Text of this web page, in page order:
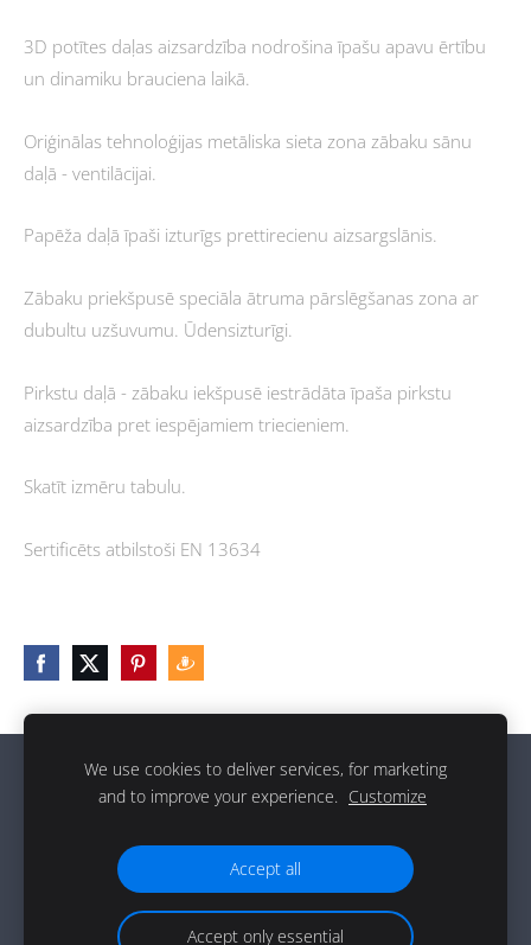
3D potītes daļas aizsardzība nodrošina īpašu apavu ērtību
un dinamiku brauciena laikā.
Oriģinālas tehnoloģijas metāliska sieta zona zābaku sānu
daļā - ventilācijai.
Papēža daļā īpaši izturīgs prettirecienu aizsargslānis.
Zābaku priekšpusē speciāla ātruma pārslēgšanas zona ar
dubultu uzšuvumu. Ūdensizturīgi.
Pirkstu daļā - zābaku iekšpusē iestrādāta īpaša pirkstu
aizsardzība pret iespējamiem triecieniem.
Skatīt izmēru tabulu.
Sertificēts atbilstoši EN 13634
Sīkdatnes
g
We use cookies to deliver services, for marketing
and to improve your experience. Customize
Accept all
Accept only essential